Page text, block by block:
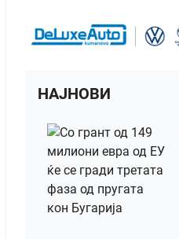
НАЈНОВИ